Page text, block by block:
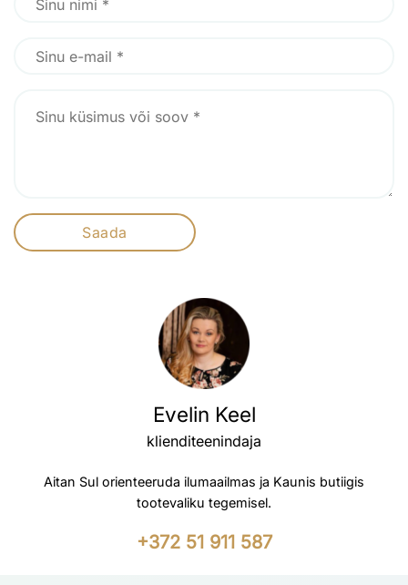
Evelin Keel
klienditeenindaja
Aitan Sul orienteeruda ilumaailmas ja Kaunis butiigis
tootevaliku tegemisel.
+372 51 911 587